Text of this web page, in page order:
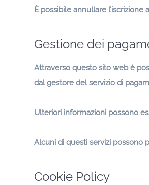
È possibile annullare
Gestione dei
Attraverso questo sito web è
dal gestore del servizio di
Ulteriori informazioni possono
Alcuni di questi servizi possono
Cookie Policy